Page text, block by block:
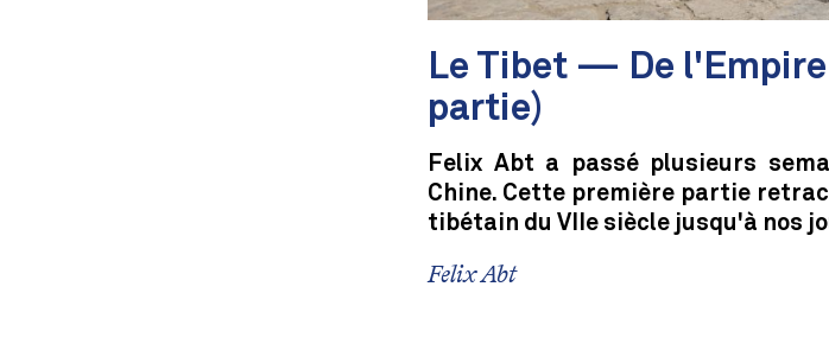
Le Tibet — De
partie)
Felix Abt a passé plusieurs
Chine. Cette première partie
tibétain du VIIe siècle jusqu'à nos
Felix Abt